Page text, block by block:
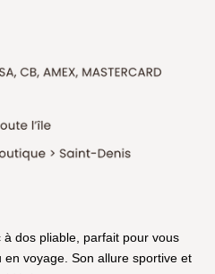
dos pliable, parfait pour vous
voyage. Son allure sportive et